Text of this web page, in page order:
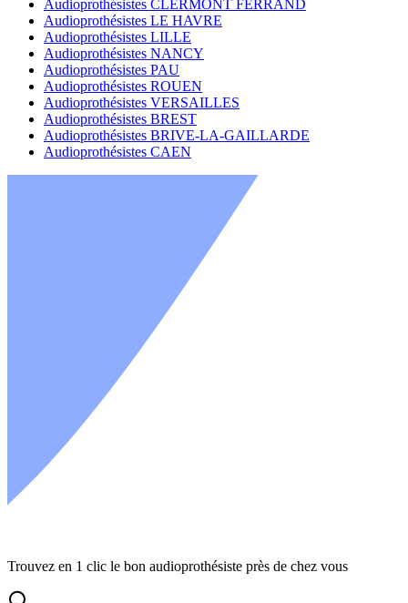
Audioprothésistes CLERMONT FERRAND
Audioprothésistes LE HAVRE
Audioprothésistes LILLE
Audioprothésistes NANCY
Audioprothésistes PAU
Audioprothésistes ROUEN
Audioprothésistes VERSAILLES
Audioprothésistes BREST
Audioprothésistes BRIVE-LA-GAILLARDE
Audioprothésistes CAEN
Trouvez en 1 clic le bon audioprothésiste près de chez vous